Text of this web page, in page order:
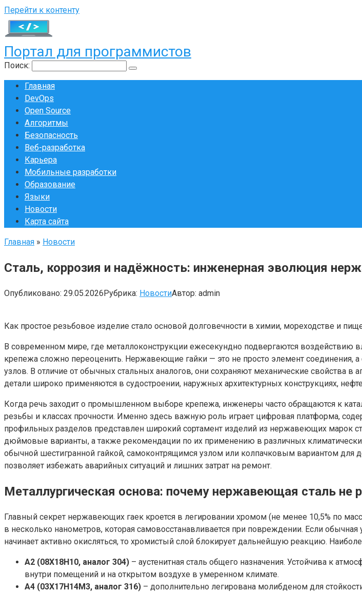
Перейти к контенту
Портал для программистов
Поиск:
Главная
DevOps
Open Source
Алгоритмы
Безопасность
Веб-разработка
Карьера
Мобильные разработки
Образование
Языки
Новости
Карта сайта
Главная » Новости
Сталь, коррозия и надёжность: инженерная эволюция
Опубликовано: 29.05.2026Рубрика: НовостиАвтор: admin
Как простое резьбовое изделие стало основой долговечности в химии, мореходстве и
В современном мире, где металлоконструкции ежесекундно подвергаются воздействию
крепежа сложно переоценить. Нержавеющие гайки — это не просто элемент соединения,
узлов. В отличие от обычных стальных аналогов, они сохраняют механические свойства
детали широко применяются в судостроении, наружных архитектурных конструкциях,
Когда речь заходит о промышленном выборе крепежа, инженеры часто обращаются к
резьбы и классах прочности. Именно здесь важную роль играет цифровая платформа,
профильных разделов представлен широкий сортамент изделий из нержавеющих марок
дюймовые варианты, а также рекомендации по их применению в различных
обычной шестигранной гайкой, самоконтрящимся узлом или колпачковым вариантом
позволяет избежать аварийных ситуаций и лишних затрат на ремонт.
Металлургическая основа: почему нержавеющая сталь не
Главный секрет нержавеющих гаек кроется в легировании хромом (не менее 10,5% по
в несколько нанометров, которая самовосстанавливается при повреждении. Если
начинает активно окисляться, то хромистый слой блокирует дальнейшую реакцию.
A2 (08Х18Н10, аналог 304) – аустенитная сталь общего назначения. Устойчива к
внутри помещений и на открытом воздухе в умеренном климате.
A4 (03Х17Н14М3, аналог 316) – дополнительно легирована молибденом для